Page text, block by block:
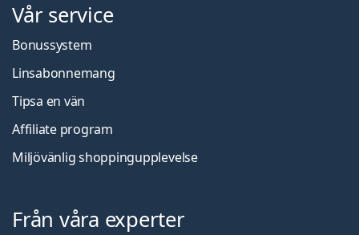
Vår service
Bonussystem
Linsabonnemang
Tipsa en vän
Affiliate program
Miljövänlig shoppingupplevelse
Från våra experter